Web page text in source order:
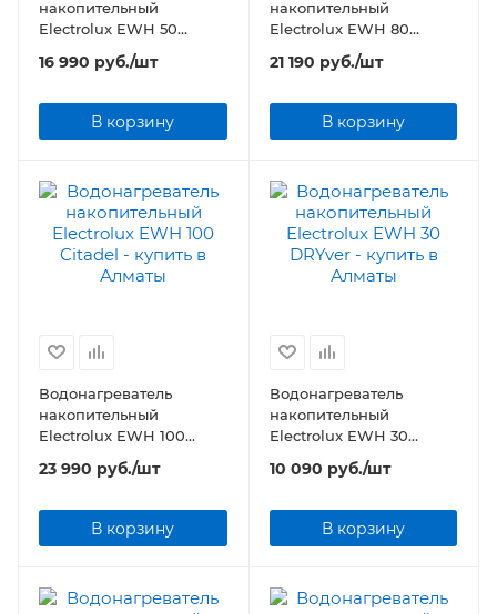
накопительный
Electrolux EWH 50
16 990 руб./шт
В корзину
накопительный
Electrolux EWH 80
21 190 руб./шт
В корзину
Водонагреватель
накопительный
Electrolux EWH 100
23 990 руб./шт
В корзину
Водонагреватель
накопительный
Electrolux EWH 30
10 090 руб./шт
В корзину